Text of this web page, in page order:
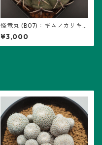
怪竜丸 (B07)：ギムノカリキ
ウム属 ※実生
¥3,000